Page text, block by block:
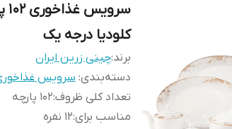
کلودیا درجه یک
برند:چینی زرین ایران
دسته‌بندی: سرویس
تعداد کلی ظروف:102 پارچه
مناسب برای:12 نفره